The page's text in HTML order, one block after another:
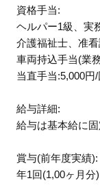
資格手当:
ヘルパー1級、実
介護福祉士、准
車両持込手当(業
当直手当:5,000円/
給与詳細:
給与は基本給に
賞与(前年度実績):
年1回(1,00ヶ月分)